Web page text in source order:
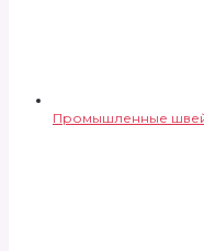
Промышленные